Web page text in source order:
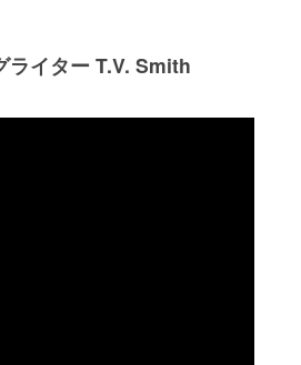
ライターT.V. Smith